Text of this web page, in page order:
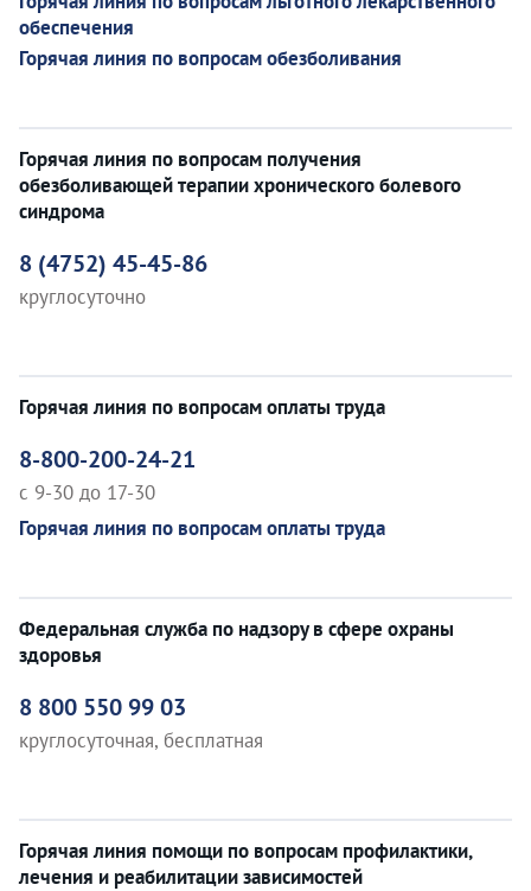
обеспечения
Горячая линия по вопросам обезболивания
Горячая линия по вопросам получения
обезболивающей терапии хронического болевого
синдрома
8 (4752) 45-45-86
круглосуточно
Горячая линия по вопросам оплаты труда
8-800-200-24-21
c 9-30 до 17-30
Горячая линия по вопросам оплаты труда
Федеральная служба по надзору в сфере охраны
здоровья
8 800 550 99 03
круглосуточная, бесплатная
Горячая линия помощи по вопросам профилактики,
лечения и реабилитации зависимостей